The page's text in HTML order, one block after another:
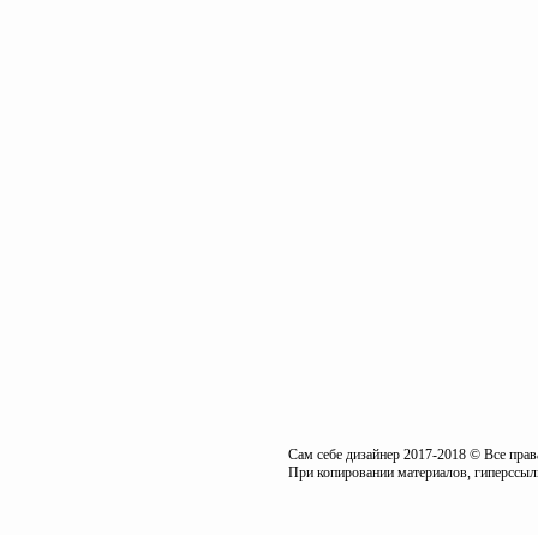
Сам себе дизайнер 2017-2018 © Все
При копировании материалов,